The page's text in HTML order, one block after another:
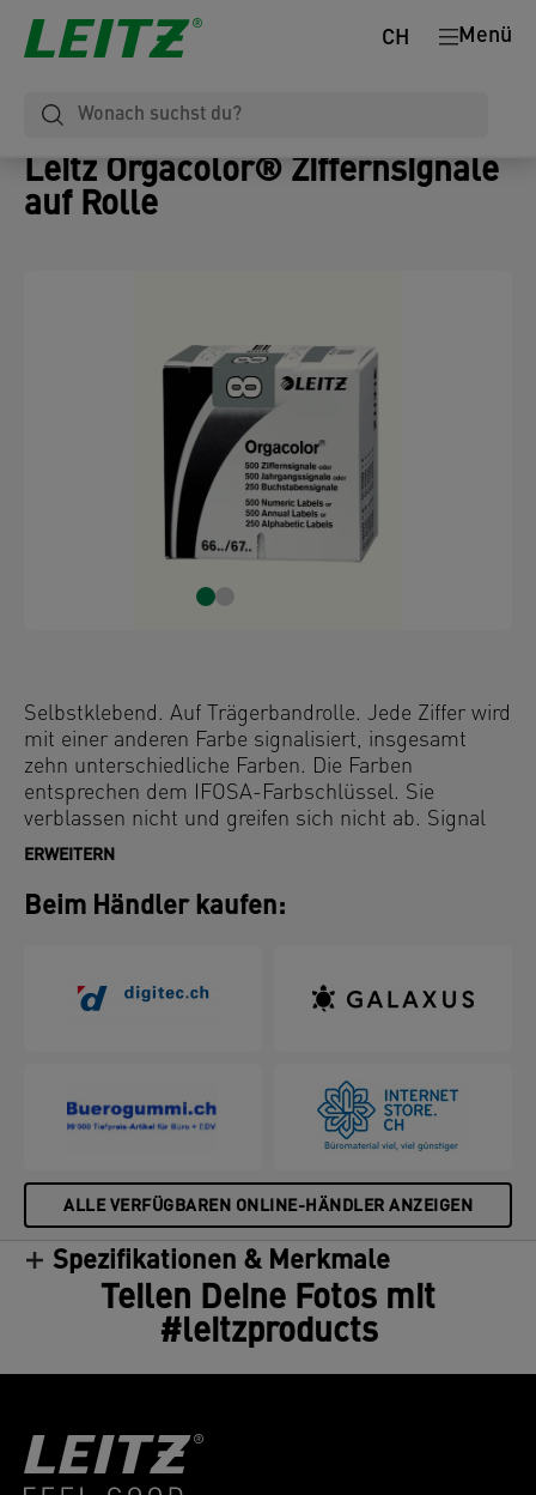
Menü
CH
Leitz Orgacolor® Ziffernsignale
auf Rolle
Selbstklebend. Auf Trägerbandrolle. Jede Ziffer wird
mit einer anderen Farbe signalisiert, insgesamt
zehn unterschiedliche Farben. Die Farben
entsprechen dem IFOSA-Farbschlüssel. Sie
verblassen nicht und greifen sich nicht ab. Signal
mit Strichcode auf der Innenseite.
ERWEITERN
Beim Händler kaufen:
ALLE VERFÜGBAREN ONLINE-HÄNDLER ANZEIGEN
Spezifikationen & Merkmale
Teilen Deine Fotos mit
#leitzproducts